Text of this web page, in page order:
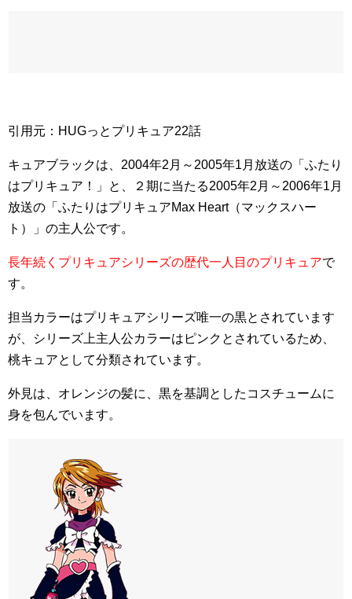
引用元：HUGっとプリキュア22話
キュアブラックは、2004年2月～2005年1月放送の「ふたり
はプリキュア！」と、２期に当たる2005年2月～2006年1月
放送の「ふたりはプリキュアMax Heart（マックスハー
ト）」の主人公です。
長年続くプリキュアシリーズの歴代一人目のプリキュアで
す。
担当カラーはプリキュアシリーズ唯一の黒とされています
が、シリーズ上主人公カラーはピンクとされているため、
桃キュアとして分類されています。
外見は、オレンジの髪に、黒を基調としたコスチュームに
身を包んでいます。